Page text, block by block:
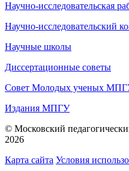
Научно-исследовательская
Научно-
Научные школы
Диссертационные советы
Совет Молодых ученых
Издания МПГУ
© Московский
2026
Карта сайта Условия